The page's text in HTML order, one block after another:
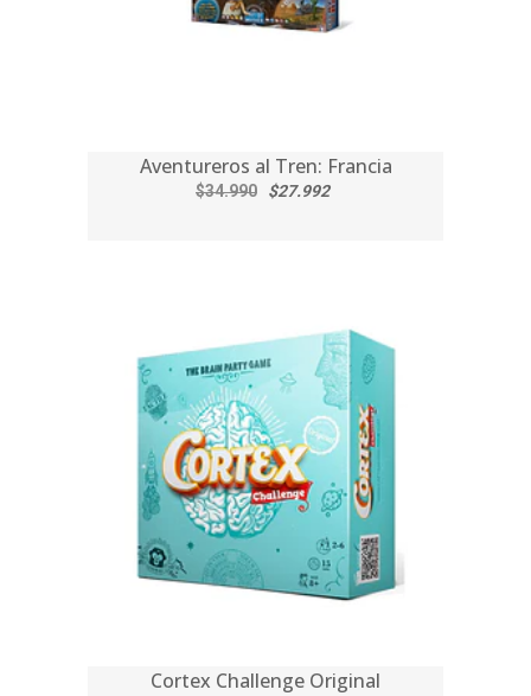
Aventureros al Tren: Francia
$34.990 $27.992
Cortex Challenge Original